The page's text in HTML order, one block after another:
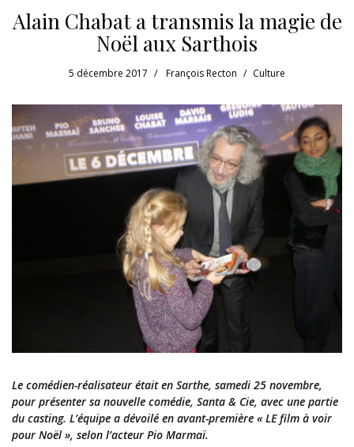
Alain Chabat a transmis la magie de
Noël aux Sarthois
5 décembre 2017 François Recton Culture
Le comédien-réalisateur était en Sarthe, samedi 25 novembre,
pour présenter sa nouvelle comédie, Santa & Cie, avec une partie
du casting. L’équipe a dévoilé en avant-première « LE film à voir
pour Noël », selon l’acteur Pio Marmaï.